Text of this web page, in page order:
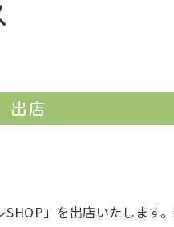
出店
」を出店いたします